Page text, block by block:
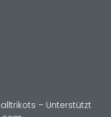
– Unterstützt